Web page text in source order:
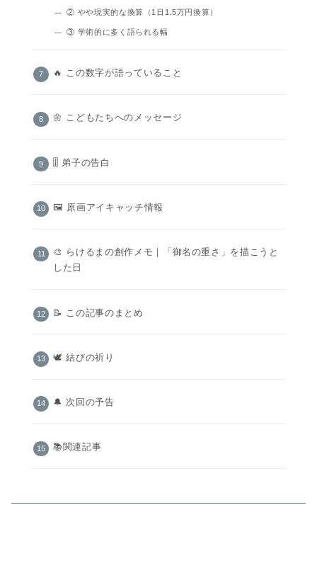
② やや現実的な換算（1日1.5万円換算）
③ 学術的に多く語られる幅
🔥 この数字が語っていること
🌼 こどもたちへのメッセージ
🎚️ 弟子の告白
🖼 原画アイキャッチ情報
🎨 らけるまの創作メモ｜「御名の重さ」を描こうと
した日
📝 この記事のまとめ
🕊️ 結びの祈り
🔔 次回の予告
📚関連記事